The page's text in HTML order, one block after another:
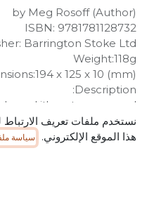
by Meg Rosoff (Author)
ISBN: 9781781128732
Barrington Stoke Ltd
Weight:118g
x 125 x 10 (mm)
Description:
and it's put an unusual
means a new house in
Peacheys are getting
chaos, nobody seems to
with this big change.
نستخدم ملفات تعريف
هذا الموقع الإلكتروني.
سياسة